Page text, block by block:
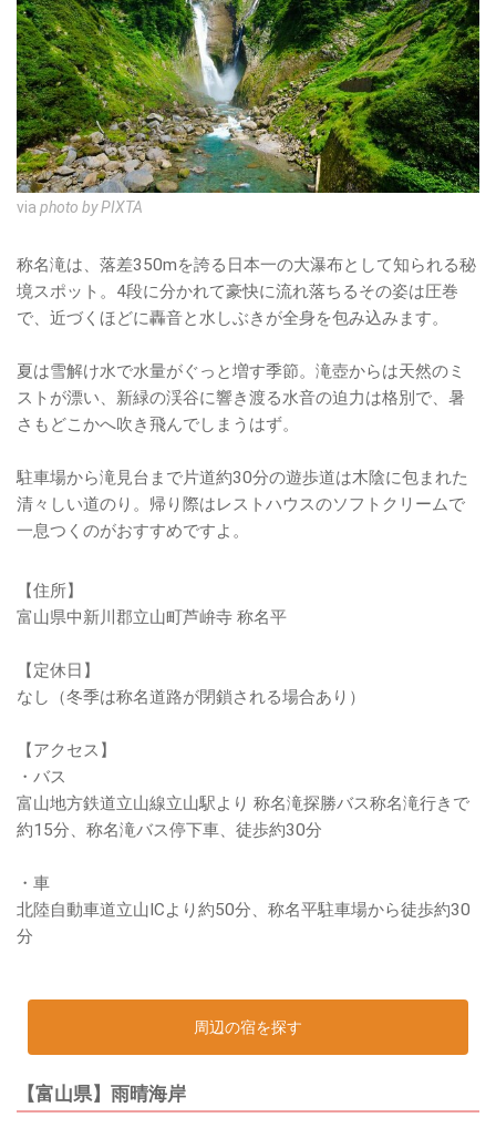
via photo by PIXTA
称名滝は、落差350mを誇る日本一の大瀑布として知られる秘
境スポット。4段に分かれて豪快に流れ落ちるその姿は圧巻
で、近づくほどに轟音と水しぶきが全身を包み込みます。
夏は雪解け水で水量がぐっと増す季節。滝壺からは天然のミ
ストが漂い、新緑の渓谷に響き渡る水音の迫力は格別で、暑
さもどこかへ吹き飛んでしまうはず。
駐車場から滝見台まで片道約30分の遊歩道は木陰に包まれた
清々しい道のり。帰り際はレストハウスのソフトクリームで
一息つくのがおすすめですよ。
【住所】
富山県中新川郡立山町芦峅寺 称名平
【定休日】
なし（冬季は称名道路が閉鎖される場合あり）
【アクセス】
・バス
富山地方鉄道立山線立山駅より 称名滝探勝バス称名滝行きで
約15分、称名滝バス停下車、徒歩約30分
・車
北陸自動車道立山ICより約50分、称名平駐車場から徒歩約30
分
周辺の宿を探す
【富山県】雨晴海岸